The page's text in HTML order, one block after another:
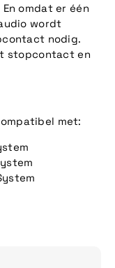
omdat er één
wordt
nodig.
stopcontact en
met: